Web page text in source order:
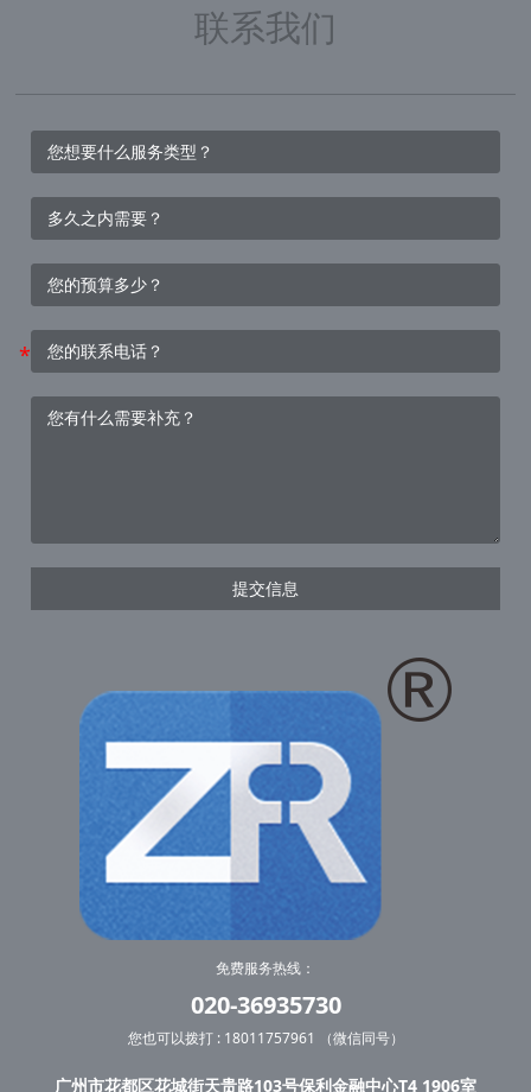
联系我们
提交信息
免费服务热线：
020-36935730
您也可以拨打 : 18011757961 （微信同号）
广州市花都区花城街天贵路103号保利金融中心T4 1906室